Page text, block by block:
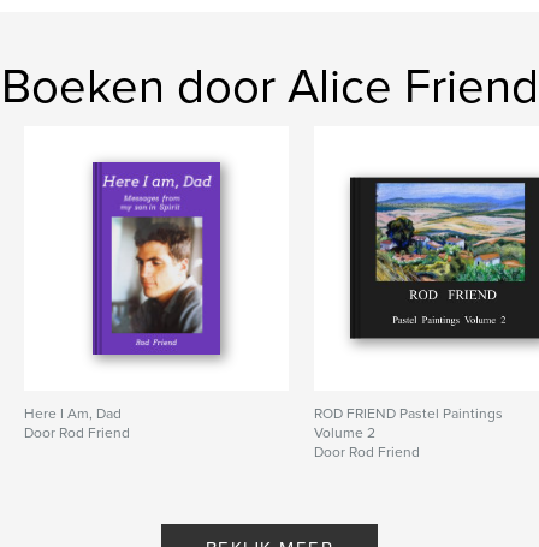
Boeken door Alice Friend
Here I Am, Dad
Door Rod Friend
ROD FRIEND Pastel Paintings
Volume 2
Door Rod Friend